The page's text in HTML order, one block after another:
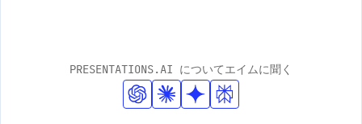
PRESENTATIONS.AI についてエイムに聞く